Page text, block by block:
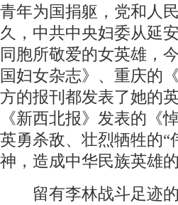
青年为国捐躯，党和人
久，中共中央妇委从延
同胞所敬爱的女英雄，
国妇女杂志》、重庆的
方的报刊都发表了她的
《新西北报》发表的《
英勇杀敌、壮烈牺牲的
神，造成中华民族英雄
留有李林战斗足迹的